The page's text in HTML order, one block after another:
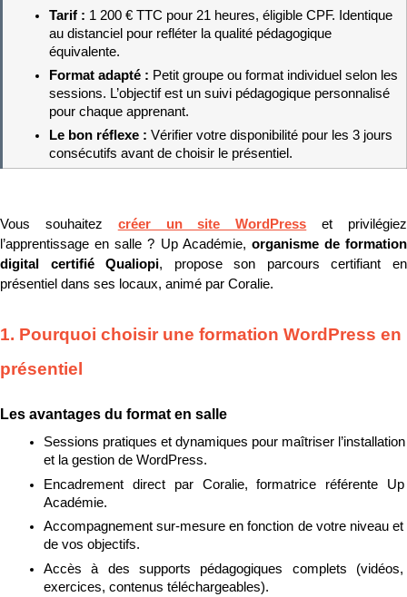
Tarif : 1 200 € TTC pour 21 heures, éligible CPF. Identique
au distanciel pour refléter la qualité pédagogique
équivalente.
Format adapté : Petit groupe ou format individuel selon les
sessions. L’objectif est un suivi pédagogique personnalisé
pour chaque apprenant.
Le bon réflexe : Vérifier votre disponibilité pour les 3 jours
consécutifs avant de choisir le présentiel.
Vous souhaitez créer un site WordPress et privilégiez
l’apprentissage en salle ? Up Académie, organisme de formation
digital certifié Qualiopi, propose son parcours certifiant en
présentiel dans ses locaux, animé par Coralie.
1. Pourquoi choisir une formation WordPress en
présentiel
Les avantages du format en salle
Sessions pratiques et dynamiques pour maîtriser l’installation
et la gestion de WordPress.
Encadrement direct par Coralie, formatrice référente Up
Académie.
Accompagnement sur-mesure en fonction de votre niveau et
de vos objectifs.
Accès à des supports pédagogiques complets (vidéos,
exercices, contenus téléchargeables).